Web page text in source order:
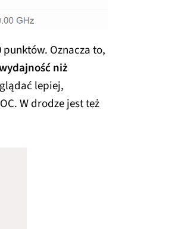
punktów. Oznacza to,
niż
lepiej,
W drodze jest też